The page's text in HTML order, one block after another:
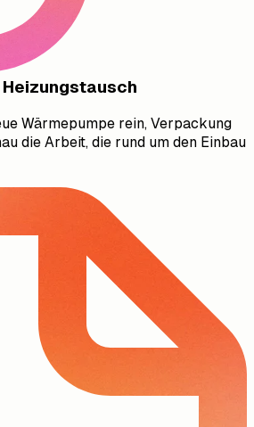
Wärmepumpe rein, Verpackung
die Arbeit, die rund um den Einbau